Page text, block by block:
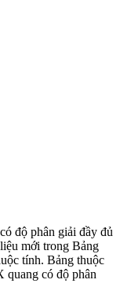
độ phân giải đầy đủ
mới trong Bảng
tính. Bảng thuộc
quang có độ phân